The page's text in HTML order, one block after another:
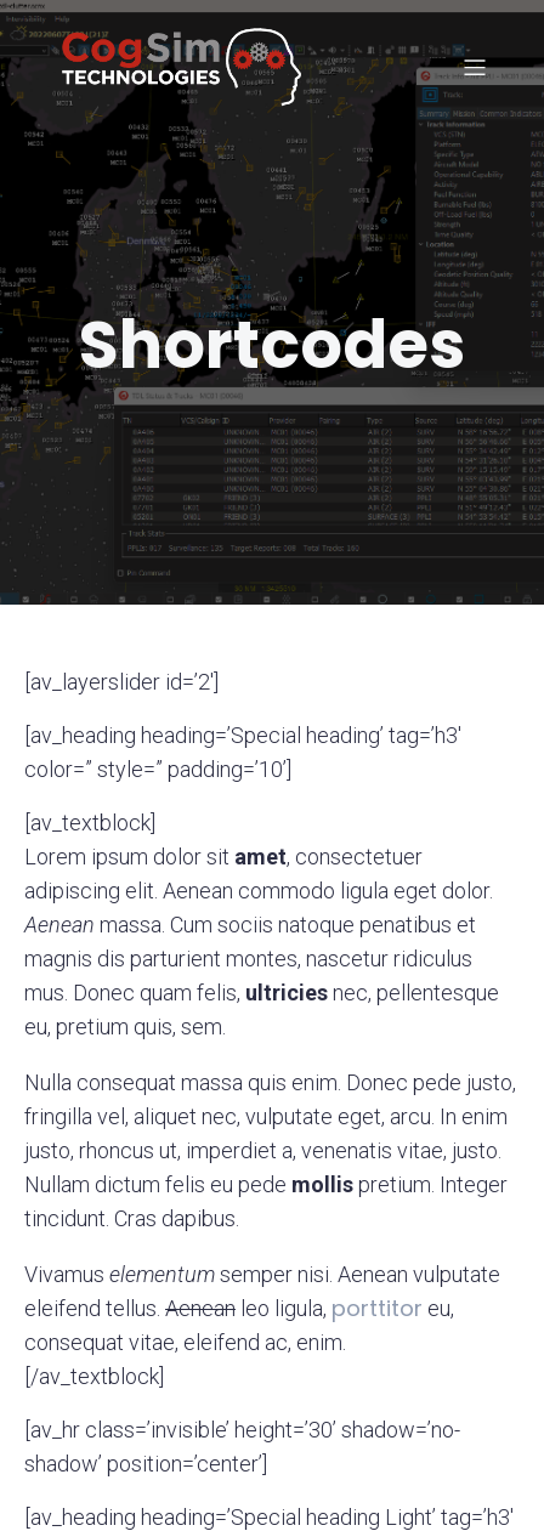
Shortcodes
[av_layerslider id=’2′]
[av_heading heading=’Special heading’ tag=’h3′
color=” style=” padding=’10’]
[av_textblock]
Lorem ipsum dolor sit amet, consectetuer
adipiscing elit. Aenean commodo ligula eget dolor.
Aenean massa. Cum sociis natoque penatibus et
magnis dis parturient montes, nascetur ridiculus
mus. Donec quam felis, ultriciesnec, pellentesque
eu, pretium quis, sem.
Nulla consequat massa quis enim. Donec pede justo,
fringilla vel, aliquet nec, vulputate eget, arcu. In enim
justo, rhoncus ut, imperdiet a, venenatis vitae, justo.
Nullam dictum felis eu pede mollispretium. Integer
tincidunt. Cras dapibus.
Vivamus elementumsemper nisi. Aenean vulputate
eleifend tellus. Aenean leo ligula, porttitor eu,
consequat vitae, eleifend ac, enim.
[/av_textblock]
[av_hr class=’invisible’ height=’30’ shadow=’no-
shadow’ position=’center’]
[av_heading heading=’Special heading Light’ tag=’h3′